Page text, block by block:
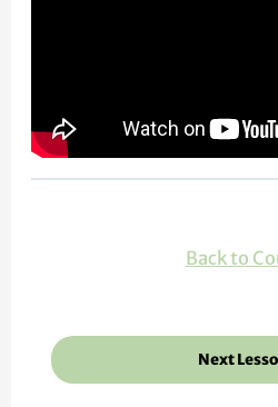
Back to
Next